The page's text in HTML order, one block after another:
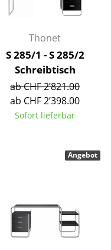
Thonet
S 285/1 - S 285/2
Schreibtisch
ab CHF 2’821.00
ab CHF 2’398.00
Sofort lieferbar
Angebot